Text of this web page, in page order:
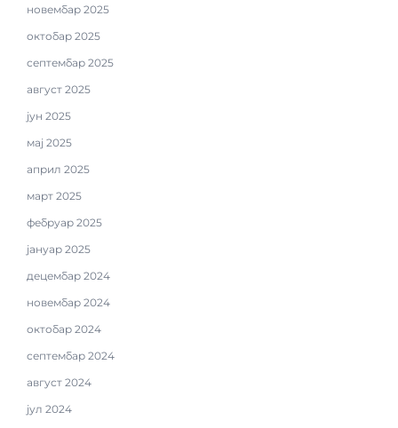
новембар 2025
октобар 2025
септембар 2025
август 2025
јун 2025
мај 2025
април 2025
март 2025
фебруар 2025
јануар 2025
децембар 2024
новембар 2024
октобар 2024
септембар 2024
август 2024
јул 2024